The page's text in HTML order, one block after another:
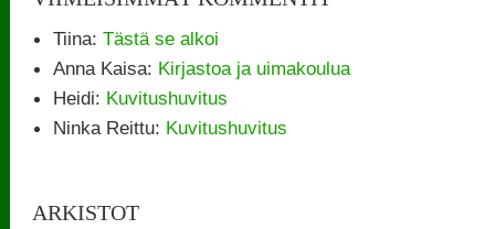
Tiina:Tästä se alkoi
Anna Kaisa: Kirjastoa ja uimakoulua
Heidi: Kuvitushuvitus
Ninka Reittu: Kuvitushuvitus
ARKISTOT